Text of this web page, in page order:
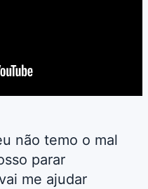
não temo o mal
parar
me ajudar